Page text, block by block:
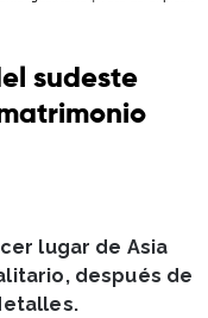
sudeste
lugar de Asia
después de